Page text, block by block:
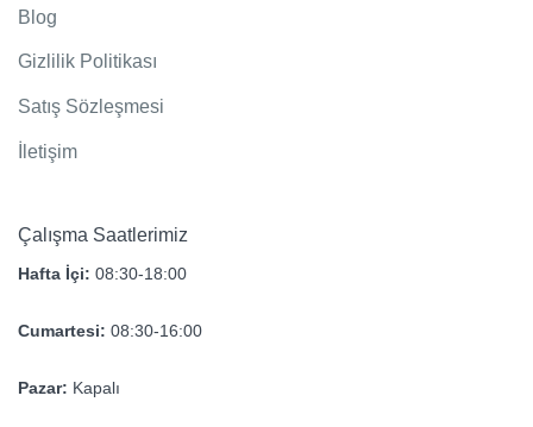
Blog
Gizlilik Politikası
Satış Sözleşmesi
İletişim
Çalışma Saatlerimiz
Hafta İçi: 08:30-18:00
Cumartesi: 08:30-16:00
Pazar: Kapalı